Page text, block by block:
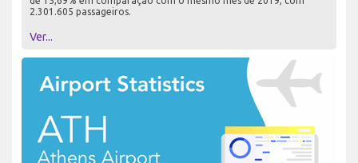
2.301.605 passageiros.
Ver...